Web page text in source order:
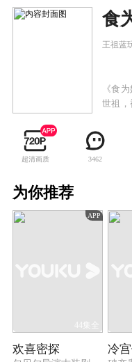
食
王祖蓝
《食
世祖
生的一
权谋暗
论交，
执着，
超清画质 3462
为你推荐
APP
44集全
欢喜密探 冷